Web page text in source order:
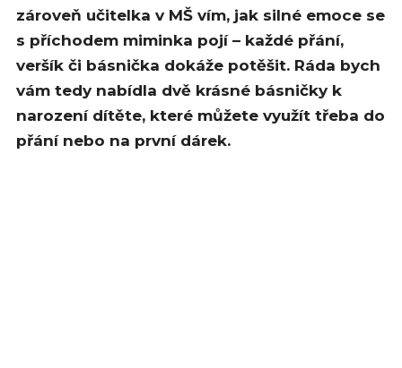
zároveň učitelka v MŠ vím, jak silné emoce se
s příchodem miminka pojí – každé přání,
veršík či básnička dokáže potěšit. Ráda bych
vám tedy nabídla dvě krásné básničky k
narození dítěte, které můžete využít třeba do
přání nebo na první dárek.